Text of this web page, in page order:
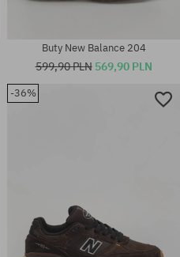
Buty New Balance 204
599,90 PLN 569,90 PLN
-36%